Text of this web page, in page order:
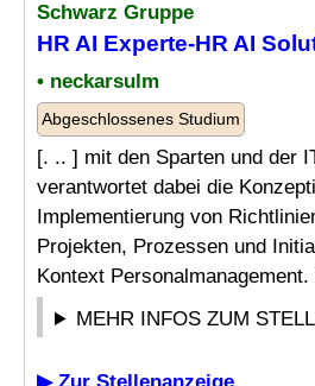
Schwarz Gruppe
HR AI Experte-HR AI
• neckarsulm
Abgeschlossenes Studium
[. .. ] mit den Sparten und der
verantwortet dabei die
Implementierung von
Projekten, Prozessen und
Kontext
MEHR INFOS ZUM